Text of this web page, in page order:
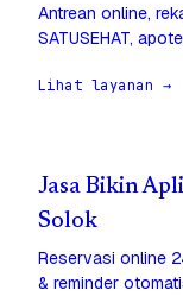
Antrean online,
SATUSEHAT,
Lihat layanan →
Jasa Bikin
Solok
Reservasi online
& reminder